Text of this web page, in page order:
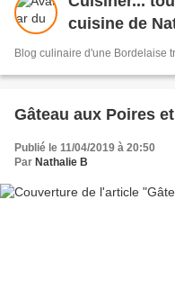
cuisine de
Blog culinaire d'une Bordelaise
Gâteau aux Poires
Publié le 11/04/2019 à 20:50
Par Nathalie B